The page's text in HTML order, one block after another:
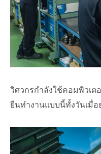
วิศวกรกำลังใช้คอมพิวเต
ยืนทำงานแบบนี้ทั้งวันเมื่อ